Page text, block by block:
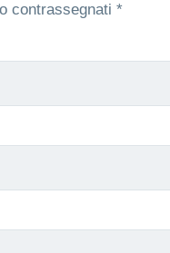
contrassegnati *